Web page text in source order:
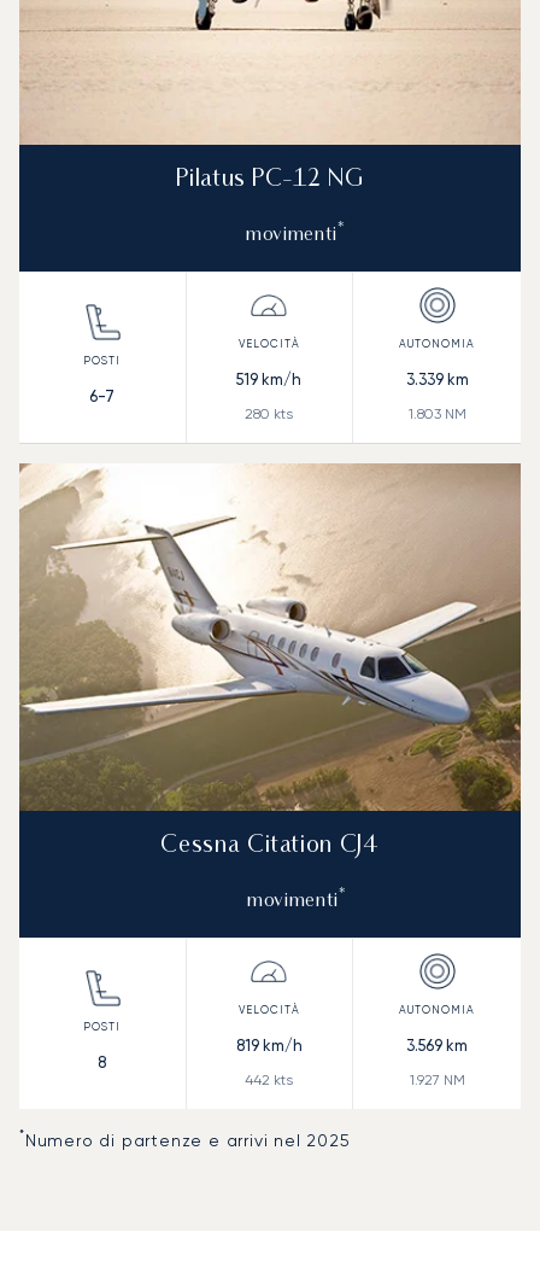
Pilatus PC-12 NG
movimenti*
6-7
519 km/h
280 kts
3.339km
1.803NM
Cessna Citation CJ4
movimenti*
8
819km/h
442 kts
3.569 km
1.927 NM
*Numero di partenze e arrivi nel 2025